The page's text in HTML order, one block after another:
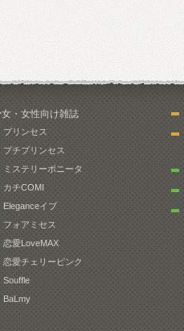
女・女性向け雑誌
プリンセス
プチプリンセス
ミステリーボニータ
カチCOMI
Eleganceイブ
フォアミセス
恋愛LoveMAX
恋愛チェリーピンク
Souffle
BaLmy